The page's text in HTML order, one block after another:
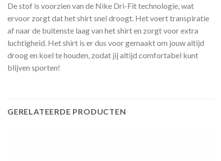
De stof is voorzien van de Nike Dri-Fit technologie, wat
ervoor zorgt dat het shirt snel droogt. Het voert transpiratie
af naar de buitenste laag van het shirt en zorgt voor extra
luchtigheid. Het shirt is er dus voor gemaakt om jouw altijd
droog en koel te houden, zodat jij altijd comfortabel kunt
blijven sporten!
GERELATEERDE PRODUCTEN